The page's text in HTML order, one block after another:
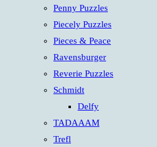
Penny Puzzles
Piecely Puzzles
Pieces & Peace
Ravensburger
Reverie Puzzles
Schmidt
Delfy
TADAAAM
Trefl